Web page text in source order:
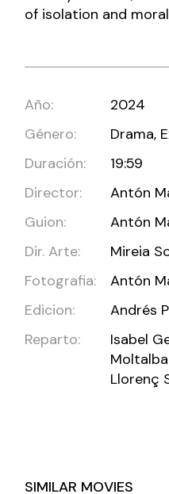
of isolation and
Año:
2024
Género:
Drama,
Duración:
19:59
Director:
Antón
Guion:
Antón
Dir. Arte:
Mireia
Fotografia:
Antón
Edicion:
Andrés
Reparto:
Isabel
Llorenç
SIMILAR MOVIES